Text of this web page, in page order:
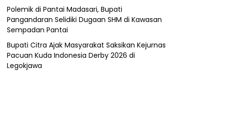
Polemik di Pantai Madasari, Bupati
Pangandaran Selidiki Dugaan SHM di Kawasan
Sempadan Pantai
Bupati Citra Ajak Masyarakat Saksikan Kejurnas
Pacuan Kuda Indonesia Derby 2026 di
Legokjawa